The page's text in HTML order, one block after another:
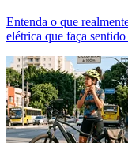
Entenda o que
elétrica que faça